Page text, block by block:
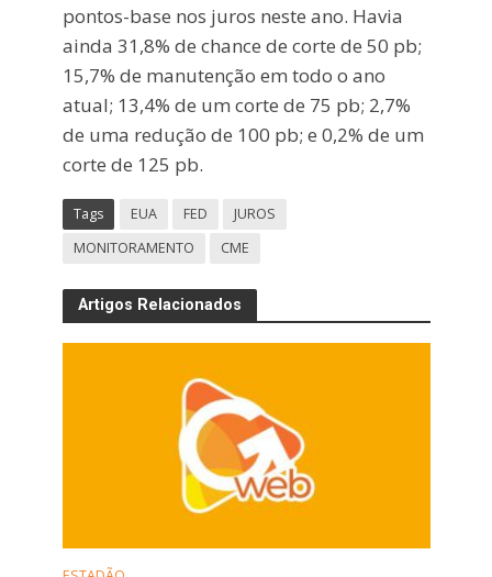
pontos-base nos juros neste ano. Havia
ainda 31,8% de chance de corte de 50 pb;
15,7% de manutenção em todo o ano
atual; 13,4% de um corte de 75 pb; 2,7%
de uma redução de 100 pb; e 0,2% de um
corte de 125 pb.
Tags EUA FED
JUROS
MONITORAMENTO
CME
Artigos Relacionados